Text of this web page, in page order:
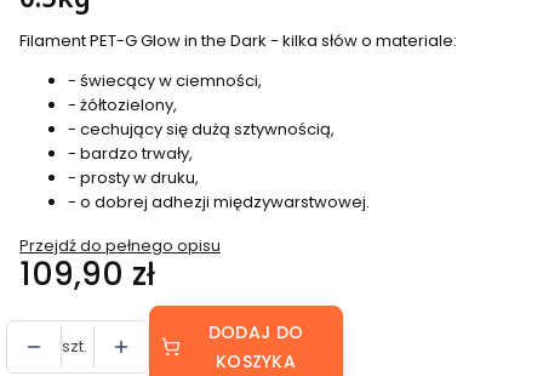
Filament PET-G Glow in the Dark - kilka słów o materiale:
- świecący w ciemności,
- żółtozielony,
- cechujący się dużą sztywnością,
- bardzo trwały,
- prosty w druku,
- o dobrej adhezji międzywarstwowej.
Przejdź do pełnego opisu
Cena
109,90 zł
szt.
DODAJ DO
KOSZYKA